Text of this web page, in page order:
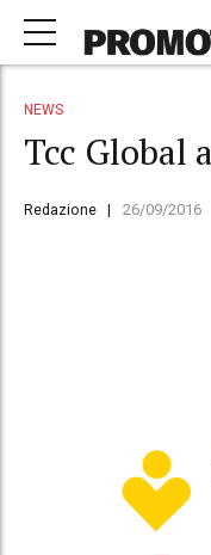
NEWS
Tcc Global
Redazione 26/09/2016